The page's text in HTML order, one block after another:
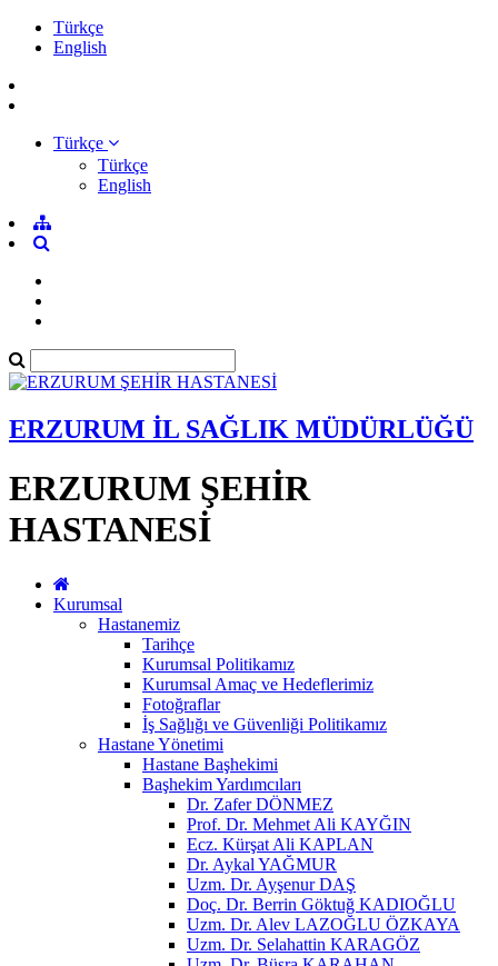
Türkçe
English
Türkçe
Türkçe
English
ERZURUM İL SAĞLIK MÜDÜRLÜĞÜ
ERZURUM ŞEHİR
HASTANESİ
Kurumsal
Hastanemiz
Tarihçe
Kurumsal Politikamız
Kurumsal Amaç ve Hedeflerimiz
Fotoğraflar
İş Sağlığı ve Güvenliği Politikamız
Hastane Yönetimi
Hastane Başhekimi
Başhekim Yardımcıları
Dr. Zafer DÖNMEZ
Prof. Dr. Mehmet Ali KAYĞIN
Ecz. Kürşat Ali KAPLAN
Dr. Aykal YAĞMUR
Uzm. Dr. Ayşenur DAŞ
Doç. Dr. Berrin Göktuğ KADIOĞLU
Uzm. Dr. Alev LAZOĞLU ÖZKAYA
Uzm. Dr. Selahattin KARAGÖZ